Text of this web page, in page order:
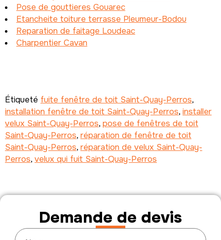
Pose de gouttieres Gouarec
Etancheite toiture terrasse Pleumeur-Bodou
Reparation de faitage Loudeac
Charpentier Cavan
Étiqueté fuite fenêtre de toit Saint-Quay-Perros,
installation fenêtre de toit Saint-Quay-Perros, installer
velux Saint-Quay-Perros, pose de fenêtres de toit
Saint-Quay-Perros, réparation de fenêtre de toit
Saint-Quay-Perros, réparation de velux Saint-Quay-
Perros, velux qui fuit Saint-Quay-Perros
Demande de devis